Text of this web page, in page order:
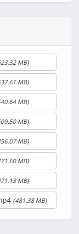
MB)
MB)
MB)
MB)
MB)
MB)
MB)
(481.38 MB)